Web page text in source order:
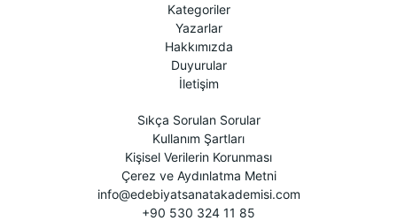
Kategoriler
Yazarlar
Hakkımızda
Duyurular
İletişim
Sıkça Sorulan Sorular
Kullanım Şartları
Kişisel Verilerin Korunması
Çerez ve Aydınlatma Metni
info@edebiyatsanatakademisi.com
+90 530 324 11 85